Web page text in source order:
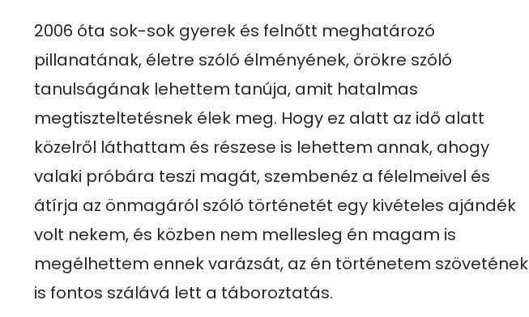
2006 óta sok-sok gyerek és felnőtt meghatározó
pillanatának, életre szóló élményének, örökre szóló
tanulságának lehettem tanúja, amit hatalmas
megtiszteltetésnek élek meg. Hogy ez alatt az idő alatt
közelről láthattam és részese is lehettem annak, ahogy
valaki próbára teszi magát, szembenéz a félelmeivel és
átírja az önmagáról szóló történetét egy kivételes ajándék
volt nekem, és közben nem mellesleg én magam is
megélhettem ennek varázsát, az én történetem szövetének
is fontos szálává lett a táboroztatás.